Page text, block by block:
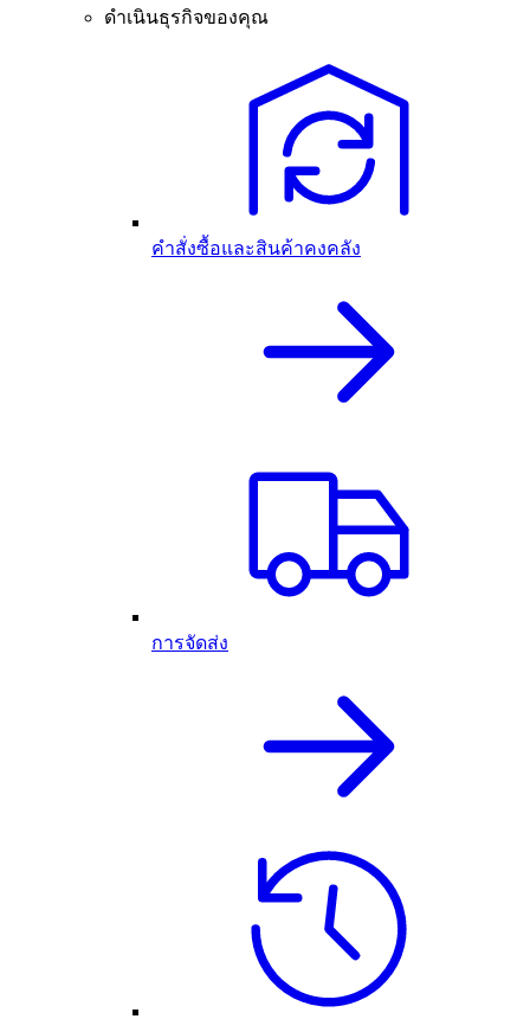
ดำเนินธุรกิจของคุณ
คำสั่งซื้อและสินค้าคงคลัง
การจัดส่ง